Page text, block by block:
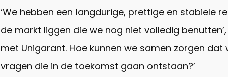
‘We hebben een langdurige, prettige en stabiele
de markt liggen die we nog niet volledig
met Unigarant. Hoe kunnen we samen zorgen
vragen die in de toekomst gaan ontstaan?’